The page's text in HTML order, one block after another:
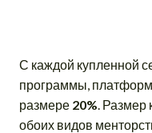
С каждой купленной
программы,
размере 20% .
обоих видов